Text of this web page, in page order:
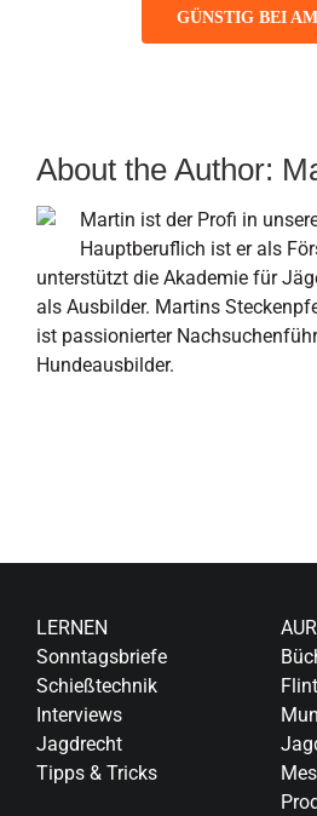
GÜNSTIG BEI
About the Author:
Martin ist der Profi in
Hauptberuflich ist er als
unterstützt die Akademie für
als Ausbilder. Martins
ist passionierter
Hundeausbilder.
LERNEN
Sonntagsbriefe
Schießtechnik
Interviews
Jagdrecht
Tipps & Tricks